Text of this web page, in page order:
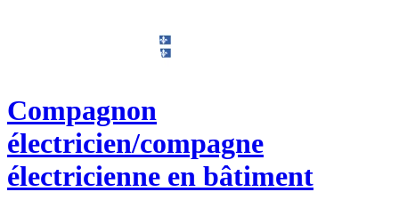
Compagnon
électricien/compagne
électricienne en bâtiment